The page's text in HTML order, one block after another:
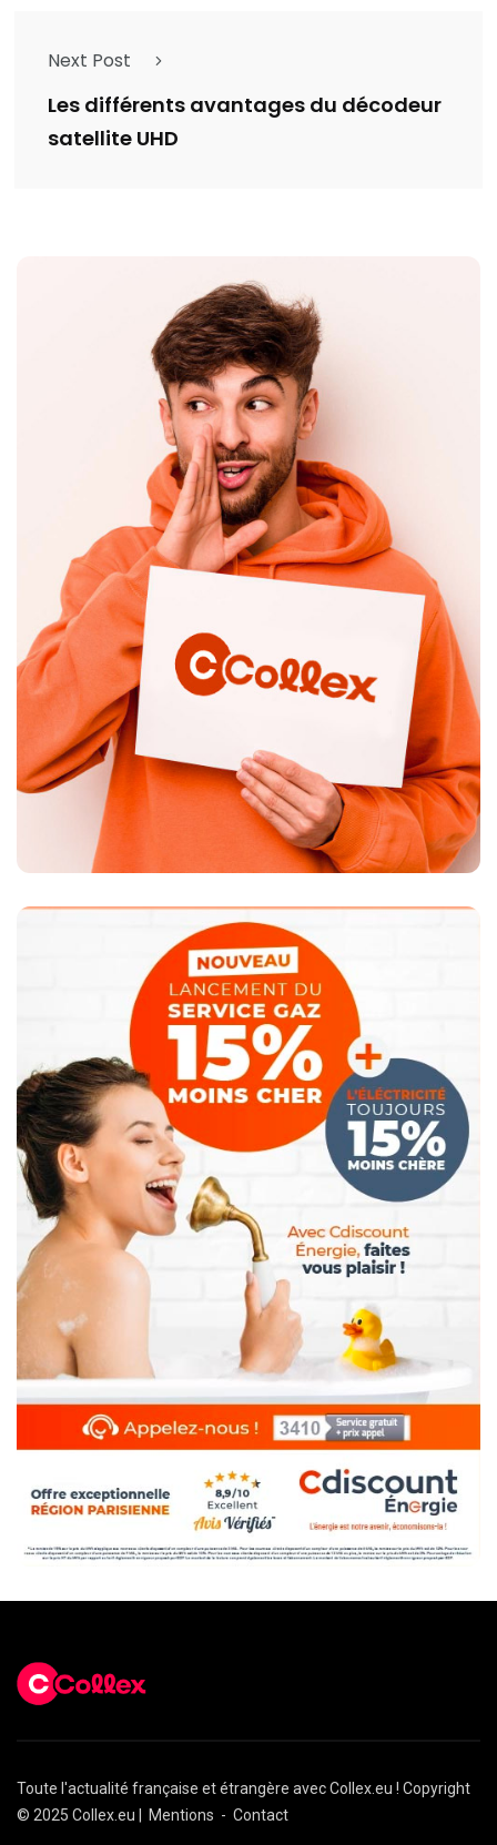
Next Post
Les différents avantages du décodeur
satellite UHD
Toute l'actualité française et étrangère avec Collex.eu ! Copyright
© 2025 Collex.eu |
Mentions - Contact